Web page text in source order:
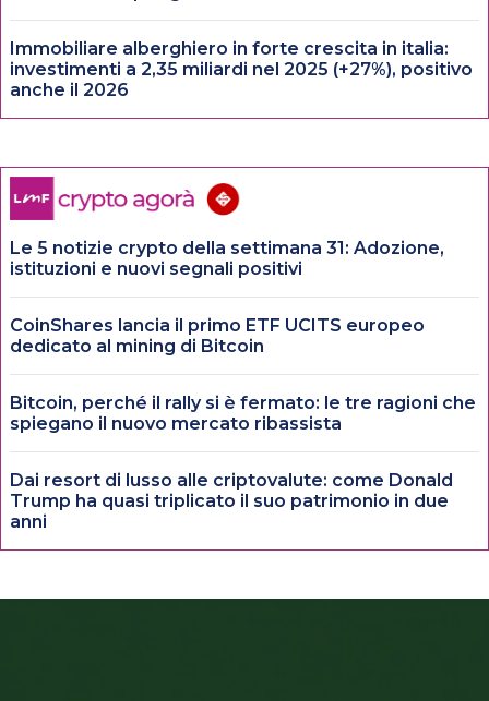
Immobiliare alberghiero in forte crescita in italia:
investimenti a 2,35 miliardi nel 2025 (+27%), positivo
anche il 2026
Le 5 notizie crypto della settimana 31: Adozione,
istituzioni e nuovi segnali positivi
CoinShares lancia il primo ETF UCITS europeo
dedicato al mining di Bitcoin
Bitcoin, perché il rally si è fermato: le tre ragioni che
spiegano il nuovo mercato ribassista
Dai resort di lusso alle criptovalute: come Donald
Trump ha quasi triplicato il suo patrimonio in due
anni